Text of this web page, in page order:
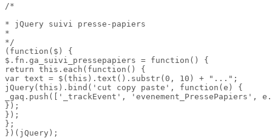
/*
* jQuery suivi presse-papiers
*
*/
(function($) {
$.fn.ga_suivi_pressepapiers = function() {
return this.each(function() {
var text = $(this).text().substr(0, 10) + "...";
jQuery(this).bind('cut copy paste', function(e) {
_gaq.push(['_trackEvent', 'evenement_PressePapiers',
});
});
};
})(jQuery);